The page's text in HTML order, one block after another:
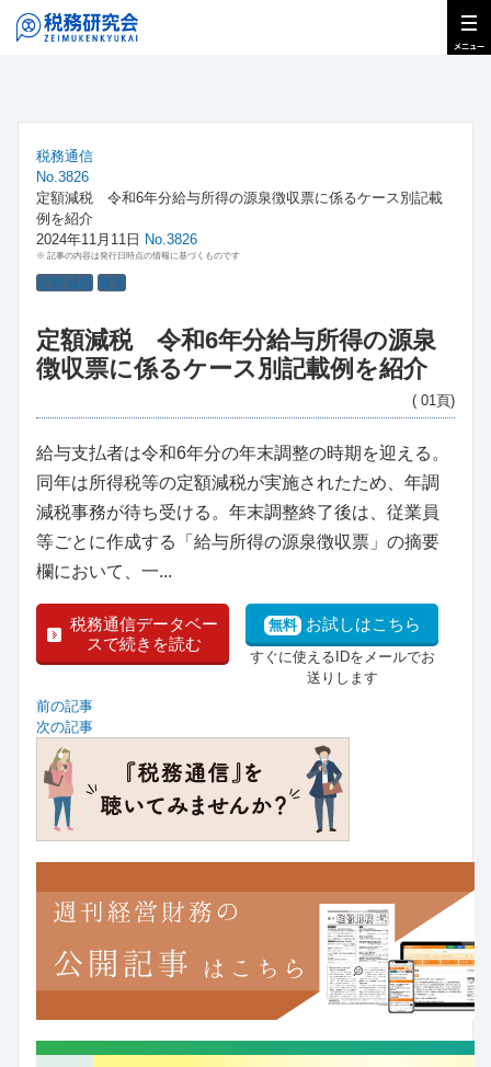
税務通信
No.3826
定額減税 令和6年分給与所得の源泉徴収票に係るケース別記載
例を紹介
2024年11月11日 No.3826
※ 記事の内容は発行日時点の情報に基づくものです
定額減税 展望
定額減税 令和6年分給与所得の源泉
徴収票に係るケース別記載例を紹介
( 01頁)
給与支払者は令和6年分の年末調整の時期を迎える。
同年は所得税等の定額減税が実施されたため、年調
減税事務が待ち受ける。年末調整終了後は、従業員
等ごとに作成する「給与所得の源泉徴収票」の摘要
欄において、一...
税務通信データベー
スで続きを読む
無料 お試しはこちら
すぐに使えるIDをメールでお
送りします
前の記事
次の記事